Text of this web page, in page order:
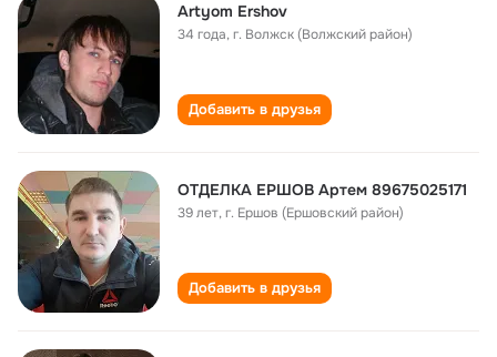
Artyom Ershov
34 года,г. Волжск (Волжский район)
Добавить в друзья
ОТДЕЛКА ЕРШОВ Артем 89675025171
39 лет,г. Ершов (Ершовский район)
Добавить в друзья